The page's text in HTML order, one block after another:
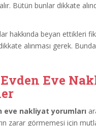
Bütün bunlar dikkate
hakkında beyan ettikleri
alınması gerek.
Eve
eve nakliyat yorumları
zarar görmemesi için